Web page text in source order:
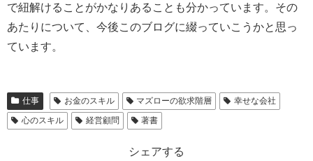
で紐解けることがかなりあることも分かっています。その
あたりについて、今後このブログに綴っていこうかと思っ
ています。
仕事 お金のスキル マズローの欲求階層
幸せな会社
心のスキル
経営顧問 著書
シェアする